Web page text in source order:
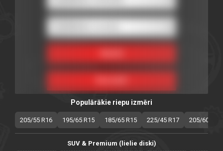
Populārākie riepu izmēri
205/55 R16 195/65 R15 185/65 R15 225/45 R17 205/60 R16
SUV & Premium (lielie diski)